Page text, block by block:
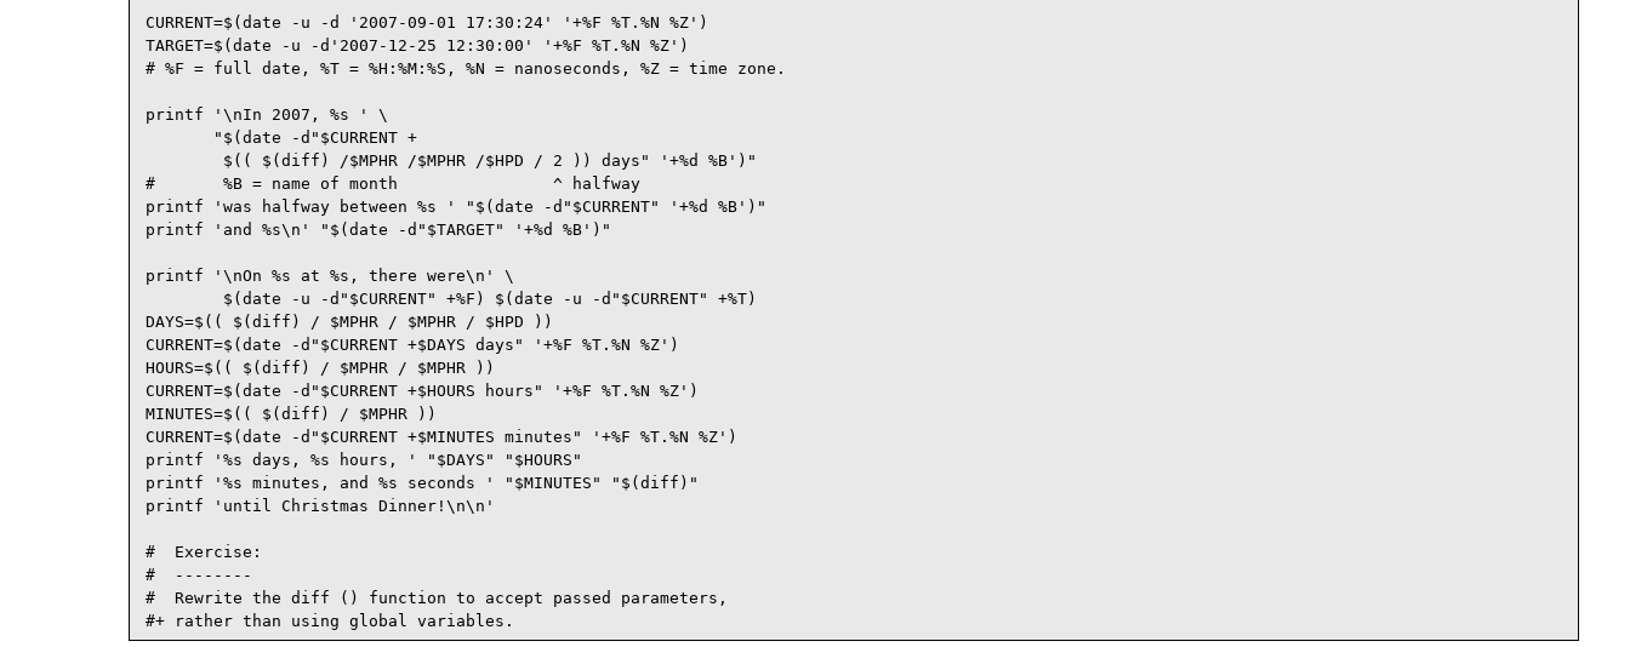
CURRENT=$(date -u -d '2007-09-01 17:30:24' '+%F %T.%N %Z')
TARGET=$(date -u -d'2007-12-25 12:30:00' '+%F %T.%N %Z')
# %F = full date, %T = %H:%M:%S, %N = nanoseconds, %Z = time zone.
printf '\nIn 2007, %s ' \
       "$(date -d"$CURRENT +
        $(( $(diff) /$MPHR /$MPHR /$HPD / 2 )) days" '+%d %B')"
#       %B = name of month                ^ halfway
printf 'was halfway between %s ' "$(date -d"$CURRENT" '+%d %B')"
printf 'and %s\n' "$(date -d"$TARGET" '+%d %B')"
printf '\nOn %s at %s, there were\n' \
        $(date -u -d"$CURRENT" +%F) $(date -u -d"$CURRENT" +%T)
DAYS=$(( $(diff) / $MPHR / $MPHR / $HPD ))
CURRENT=$(date -d"$CURRENT +$DAYS days" '+%F %T.%N %Z')
HOURS=$(( $(diff) / $MPHR / $MPHR ))
CURRENT=$(date -d"$CURRENT +$HOURS hours" '+%F %T.%N %Z')
MINUTES=$(( $(diff) / $MPHR ))
CURRENT=$(date -d"$CURRENT +$MINUTES minutes" '+%F %T.%N %Z')
printf '%s days, %s hours, ' "$DAYS" "$HOURS"
printf '%s minutes, and %s seconds ' "$MINUTES" "$(diff)"
printf 'until Christmas Dinner!\n\n'
#  Exercise:
#  --------
#  Rewrite the diff () function to accept passed parameters,